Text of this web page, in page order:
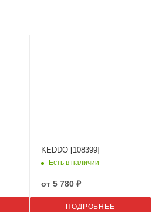
KEDDO [108399]
Есть в наличии
от 5 780 ₽
ПОДРОБНЕЕ